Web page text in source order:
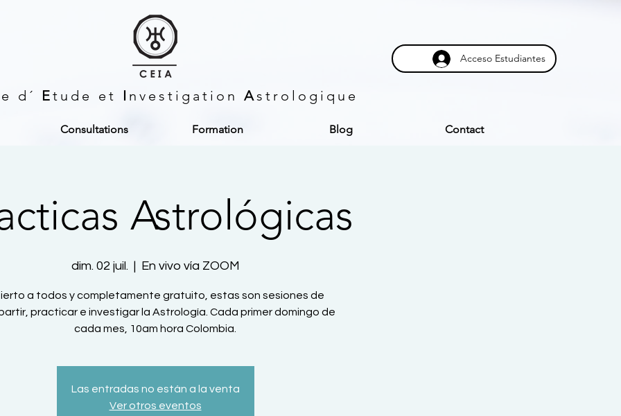
Acceso Estudiantes
d´ Etude et I nvestigation Astrologique
Consultations Formation Blog Contact
Astrológicas
dim. 02 juil.
  |
En vivo vía ZOOM
a todos y completamente gratuito, estas son sesiones de
practicar e investigar la Astrología. Cada primer domingo de
cada mes, 10am hora Colombia.
Las entradas no están a la venta
Ver otros eventos